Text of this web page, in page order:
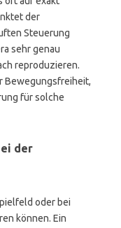
der
Steuerung
sehr genau
reproduzieren.
Bewegungsfreiheit,
für solche
der
oder bei
können. Ein